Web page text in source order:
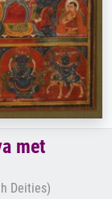
met
Deities)